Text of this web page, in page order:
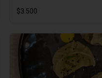
$3.500